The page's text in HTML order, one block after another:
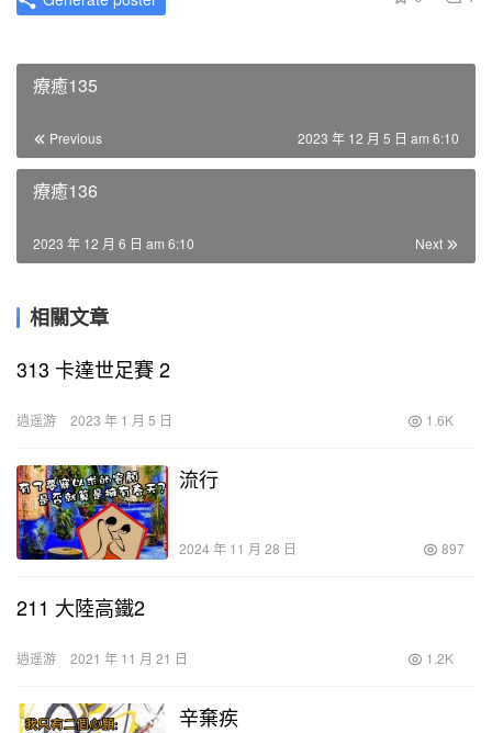
l
c
e
療癒135
Previous 2023 年 12 月 5 日 am 6:10
療癒136
Next
2023 年 12 月 6 日 am 6:10
相關文章
313 卡達世足賽 2
逍遥游 2023 年 1 月 5 日 1.6K
流行
2024 年 11 月 28 日 897
211 大陸高鐵2
逍遥游 2021 年 11 月 21 日 1.2K
辛棄疾